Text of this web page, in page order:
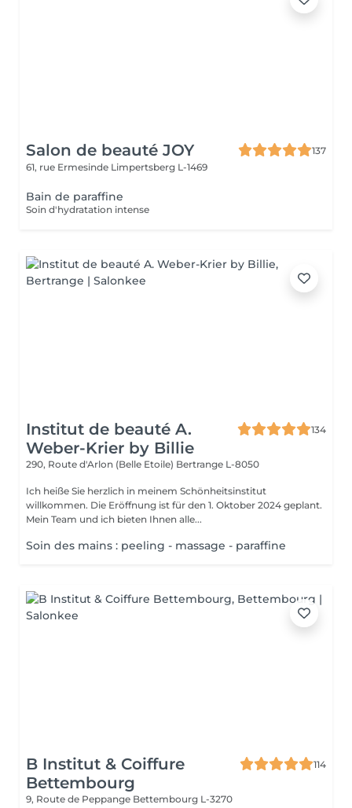
Salon de beauté JOY
137
61, rue Ermesinde Limpertsberg L-1469
Bain de paraffine
Soin d'hydratation intense
Institut de beauté A.
Weber-Krier by Billie
134
290, Route d'Arlon (Belle Etoile) Bertrange L-8050
Ich heiße Sie herzlich in meinem Schönheitsinstitut
willkommen. Die Eröffnung ist für den 1. Oktober 2024 geplant.
Mein Team und ich bieten Ihnen alle...
Soin des mains : peeling - massage - paraffine
B Institut & Coiffure
Bettembourg
114
9, Route de Peppange Bettembourg L-3270